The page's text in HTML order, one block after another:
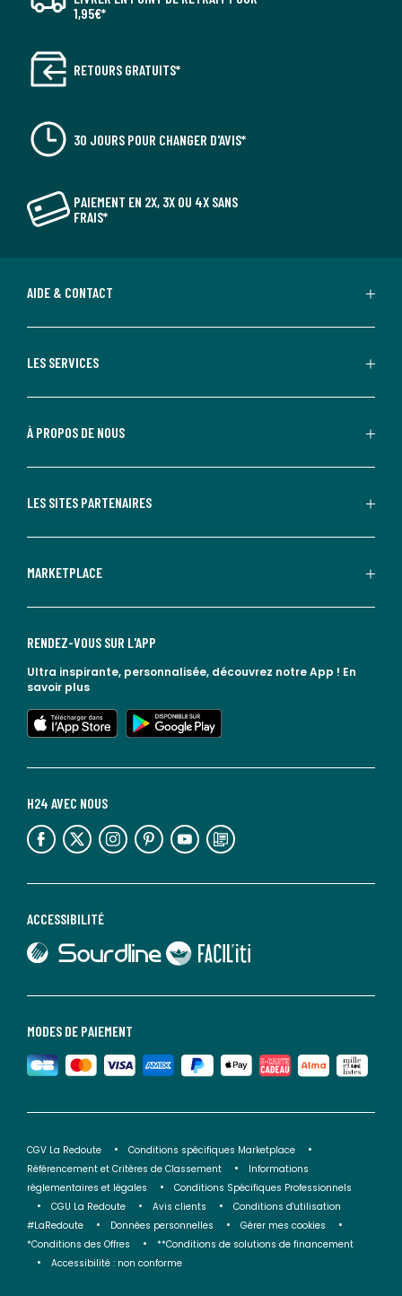
1,95€*
RETOURS GRATUITS*
30 JOURS POUR CHANGER D'AVIS*
PAIEMENT EN 2X, 3X OU 4X SANS
FRAIS*
AIDE & CONTACT
LES SERVICES
À PROPOS DE NOUS
LES SITES PARTENAIRES
MARKETPLACE
MODES DE PAIEMENT
ACCESSIBILITÉ
lien vers Sourdline
lien vers Faciliti
H24 AVEC NOUS
lien vers l'espace réseaux sociaux lien vers l'espace réseaux sociaux lien vers l'espace réseaux sociaux lien vers l'espace réseaux sociaux lien vers l'espace réseaux sociaux lien vers le blog la redoute
RENDEZ-VOUS SUR L'APP
Ultra inspirante, personnalisée, découvrez notre App ! En
savoir plus
lien vers l'app store
lien vers google play
CGV La Redoute
Conditions spécifiques Marketplace
Référencement et Critères de Classement
Informations
réglementaires et légales
Conditions Spécifiques Professionnels
CGU La Redoute
Avis clients
Conditions d'utilisation
#LaRedoute
Données personnelles
Gérer mes cookies
*Conditions des Offres
**Conditions de solutions de financement
Accessibilité : non conforme